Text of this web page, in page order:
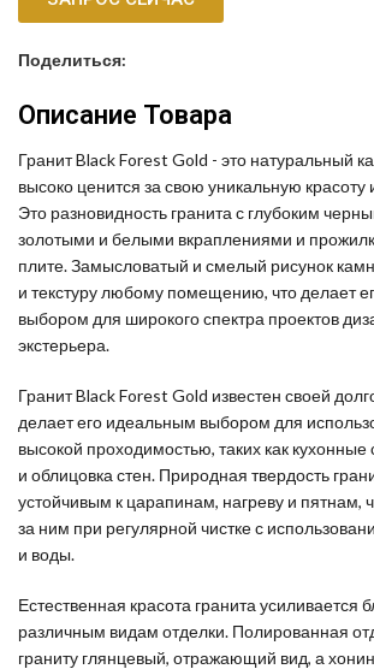
Поделиться:
Описание Товара
Гранит Black Forest Gold - это натуральный
высоко ценится за свою уникальную красоту
Это разновидность гранита с глубоким
золотыми и белыми вкраплениями и
плите. Замысловатый и смелый рисунок
и текстуру любому помещению, что делает
выбором для широкого спектра проектов
экстерьера.
Гранит Black Forest Gold известен своей
делает его идеальным выбором для
высокой проходимостью, таких как
и облицовка стен. Природная твердость
устойчивым к царапинам, нагреву и пятнам,
за ним при регулярной чистке с
и воды.
Естественная красота гранита усиливается
различным видам отделки. Полированная
граниту глянцевый, отражающий вид, а